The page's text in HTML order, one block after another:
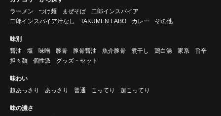
ラーメン
つけ麺 まぜそば
二郎インスパイア
二郎インスパイア汁なし
TAKUMEN LABO カレー その他
味別
醤油
塩 味噌 豚骨 豚骨醤油 魚介豚骨 煮干し 鶏白湯 家系
旨辛
担々麺
個性派 グッズ・セット
味わい
超あっさり
あっさり 普通 こってり 超こってり
味の濃さ